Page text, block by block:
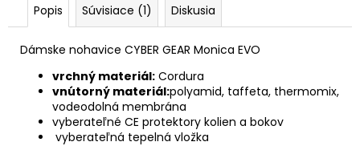
Popis Súvisiace (1) Diskusia
Dámske nohavice CYBER GEAR Monica EVO
vrchný materiál: Cordura
vnútorný materiál:polyamid, taffeta, thermomix,
vodeodolná membrána
vyberateľné CE protektory kolien a bokov
vyberateľná tepelná vložka